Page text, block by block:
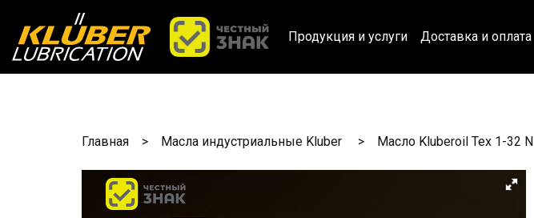
Продукция и услуги Доставка и оплата
Главная Масла индустриальные Kluber Масло Kluberoil Tex 1-32 N